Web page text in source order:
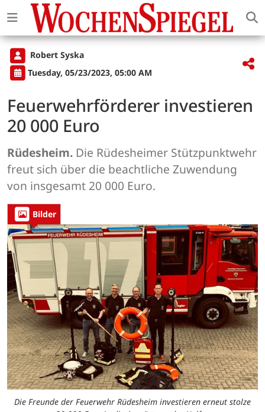
Robert Syska
Tuesday, 05/23/2023, 05:00 AM
Feuerwehrförderer investieren
20 000 Euro
Rüdesheim. Die Rüdesheimer Stützpunktwehr
freut sich über die beachtliche Zuwendung
von insgesamt 20 000 Euro.
Bilder
Die Freunde der Feuerwehr Rüdesheim investieren erneut stolze